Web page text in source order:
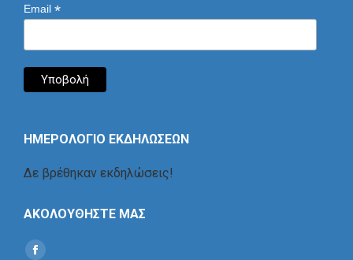
Email *
ΗΜΕΡΟΛΟΓΙΟ ΕΚΔΗΛΩΣΕΩΝ
Δε βρέθηκαν εκδηλώσεις!
ΑΚΟΛΟΥΘΗΣΤΕ ΜΑΣ
Find us on: